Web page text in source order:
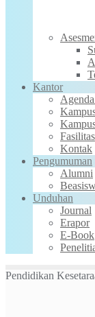
Kantor
Fasilitas
Kontak
Pengumuman
Alumni
Unduhan
Journal
Erapor
E-Book
Pendidikan